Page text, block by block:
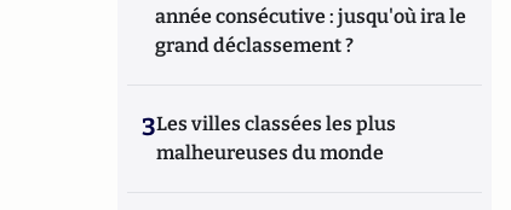
année consécutive : jusqu'où ira le
grand déclassement ?
3Les villes classées les plus
malheureuses du monde